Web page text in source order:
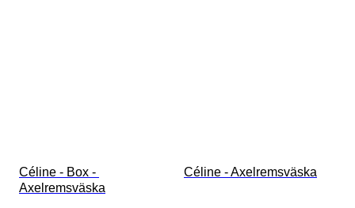
Céline - Box -
Axelremsväska
Céline - Axelremsväska